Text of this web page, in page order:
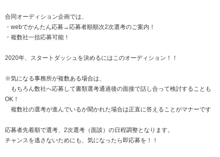
合同オーディション企画では、
・webでかんたん応募→応募者順順次2次選考のご案内！
・複数社一括応募可能！
2020年、スタートダッシュを決めるにはこのオーディション！！
※気になる事務所が複数ある場合は、
もちろん数社へ応募して書類選考通過後の面接で話し合って検討することも
OK！
複数社の選考が進んでいるか聞かれた場合は正直に答えることがマナーです
応募者先着順で選考、2次選考（面談）の日程調整となります。
チャンスを逃さないためにも、気になったら即応募を！！